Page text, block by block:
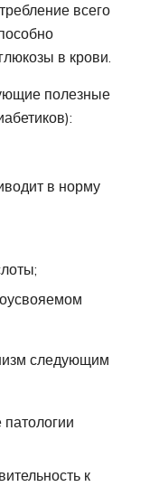
всего
в крови.
полезные
в норму
следующим
к